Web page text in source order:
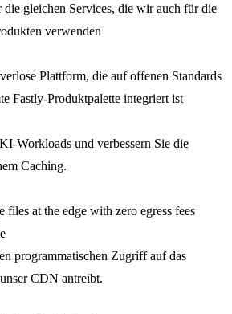
die gleichen Services, die wir auch für die
verwenden
Plattform, die auf offenen Standards
Fastly-Produktpalette integriert ist
Workloads und verbessern Sie die
Caching.
files at the edge with zero egress fees
programmatischen Zugriff auf das
CDN antreibt.